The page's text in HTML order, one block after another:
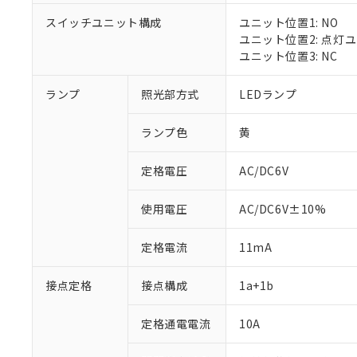
スイッチユニット構成
ユニット位置1: NO
ユニット位置2: 点灯
ユニット位置3: NC
ランプ 照光部方式 LEDランプ
ランプ色 黄
定格電圧 AC/DC6V
使用電圧 AC/DC6V±10%
定格電流 11mA
接点定格 接点構成 1a+1b
定格通電電流 10A
ご利用条件
以下の条件をお読
在庫状況お
い。
※1 対応状況
対応予定なし：
調査・確認中：
非該当品：ライセ
仕入先様の事情に
鉛(Pb) 1000ppm以下、
六価クロム(Cr(Ⅵ))
フタル酸ビス(2-エチル
ル（DBP） 1000ppm
フタル酸エステル類の
※1 中国
「○」：最大均質
「×」：最大均質
「－」：未確認で
Cr(Ⅵ)(六価クロム) :
当社は規制
当社は貴社
記